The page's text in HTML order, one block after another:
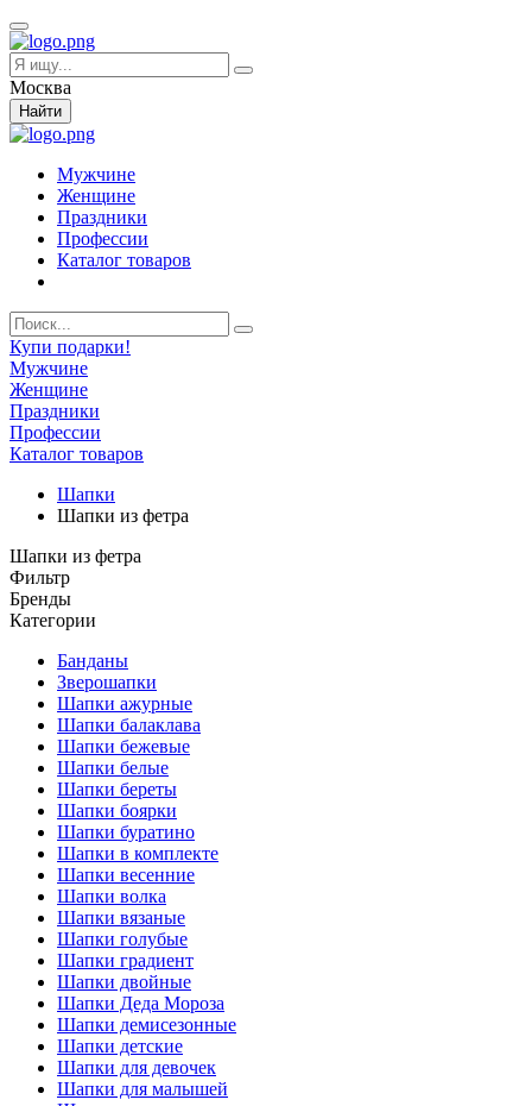
Москва
Найти
Мужчине
Женщине
Праздники
Профессии
Каталог товаров
Купи подарки!
Мужчине
Женщине
Праздники
Профессии
Каталог товаров
Шапки
Шапки из фетра
Шапки из фетра
Фильтр
Бренды
Категории
Банданы
Зверошапки
Шапки ажурные
Шапки балаклава
Шапки бежевые
Шапки белые
Шапки береты
Шапки боярки
Шапки буратино
Шапки в комплекте
Шапки весенние
Шапки волка
Шапки вязаные
Шапки голубые
Шапки градиент
Шапки двойные
Шапки Деда Мороза
Шапки демисезонные
Шапки детские
Шапки для девочек
Шапки для малышей